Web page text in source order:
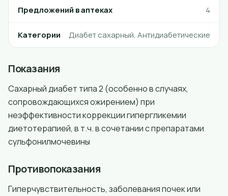
Предложений в аптеках 4
Категории Диабет сахарный, Антидиабетические
Показания
Сахарный диабет типа 2 (особенно в случаях,
сопровождающихся ожирением) при
неэффективности коррекции гипергликемии
диетотерапией, в т.ч. в сочетании с препаратами
сульфонилмочевины
Противопоказания
Гиперчувствительность, заболевания почек или